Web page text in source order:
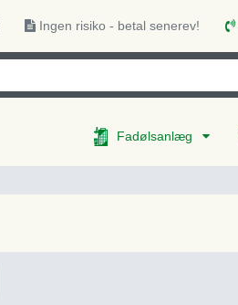
Ingen risiko - betal senerev!
Fadølsanlæg